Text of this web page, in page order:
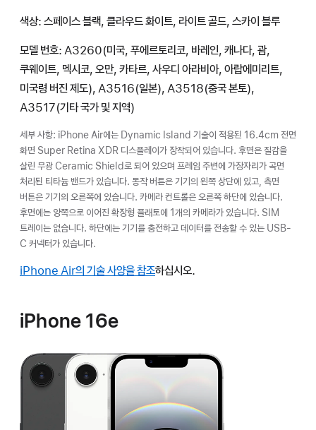
색상: 스페이스 블랙, 클라우드 화이트, 라이트 골드, 스카이 블루
모델 번호: A3260(미국, 푸에르토리코, 바레인, 캐나다, 괌,
쿠웨이트, 멕시코, 오만, 카타르, 사우디 아라비아, 아랍에미리트,
미국령 버진 제도), A3516(일본), A3518(중국 본토),
A3517(기타 국가 및 지역)
세부 사항: iPhone Air에는 Dynamic Island 기술이 적용된 16.4cm 전면
화면 Super Retina XDR 디스플레이가 장착되어 있습니다. 후면은 질감을
살린 무광 Ceramic Shield로 되어 있으며 프레임 주변에 가장자리가 곡면
처리된 티타늄 밴드가 있습니다. 동작 버튼은 기기의 왼쪽 상단에 있고, 측면
버튼은 기기의 오른쪽에 있습니다. 카메라 컨트롤은 오른쪽 하단에 있습니다.
후면에는 양쪽으로 이어진 확장형 플래토에 1개의 카메라가 있습니다. SIM
트레이는 없습니다. 하단에는 기기를 충전하고 데이터를 전송할 수 있는 USB-
C 커넥터가 있습니다.
iPhone Air의 기술 사양을 참조하십시오.
iPhone 16e